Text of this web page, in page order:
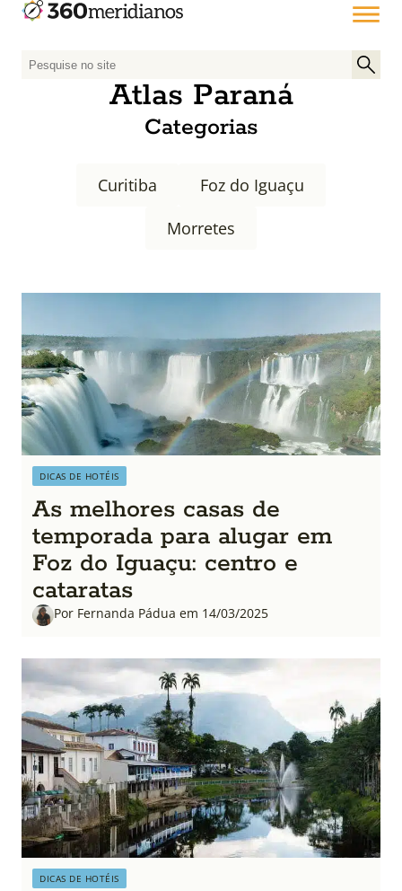
P
r
Atlas Paraná
Categorias
Curitiba
Foz do Iguaçu
Morretes
DICAS DE HOTÉIS
As melhores casas de
temporada para alugar em
Foz do Iguaçu: centro e
cataratas
Por Fernanda Pádua em 14/03/2025
DICAS DE HOTÉIS